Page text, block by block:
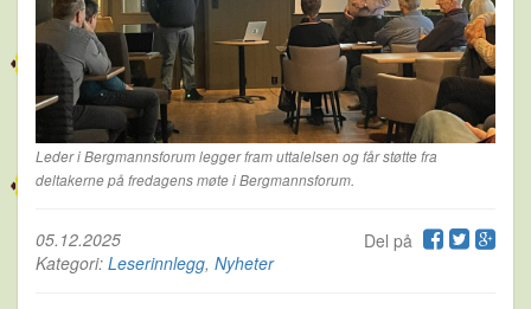
Leder i Bergmannsforum legger fram uttalelsen og får støtte fra
deltakerne på fredagens møte i Bergmannsforum.
Del på
05.12.2025
Kategori: Leserinnlegg, Nyheter